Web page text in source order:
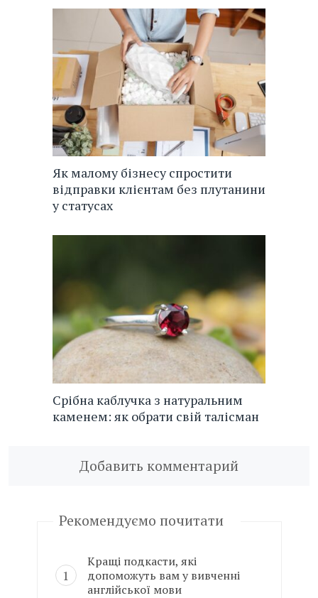
Як малому бізнесу спростити
відправки клієнтам без плутанини
у статусах
Срібна каблучка з натуральним
каменем: як обрати свій талісман
Добавить комментарий
Рекомендуємо почитати
Кращі подкасти, які
допоможуть вам у вивченні
англійської мови